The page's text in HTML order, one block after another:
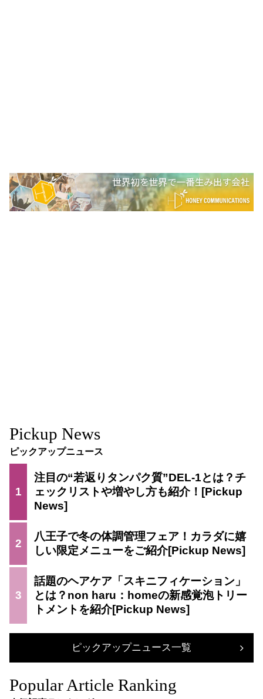
Pickup News
ピックアップニュース
1
注目の“若返りタンパク質”DEL-1とは？チ
ェックリストや増やし方も紹介！
2
八王子で冬の体調管理フェア！カラダに嬉
しい限定メニューをご紹介
3
話題のヘアケア「スキニフィケーション」
とは？non haru：homeの新感覚泡トリー
トメントを紹介
ピックアップニュース一覧
Popular Article Ranking